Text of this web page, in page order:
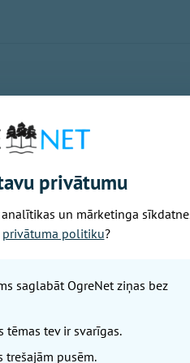
un ir pasākumu
gadījumā reaģētu.
konkrētam objektam,
bruņotajiem spēkiem
apdraudējumu un,
ir valsts robeža,"
agresija un
Melnis.
ka mūsu dienesti arī
ministriem un Valsts
privātumu
un mārketinga
privātuma politiku?
saglabāt OgreNet ziņas bez
tēmas tev ir svarīgas.
trešajām pusēm.